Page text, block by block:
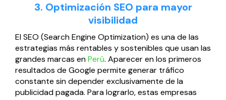
3. Optimización SEO para mayor
visibilidad
El SEO (Search Engine Optimization) es una de las
estrategias más rentables y sostenibles que usan las
grandes marcas enPerú. Aparecer en los primeros
resultados de Google permite generar tráfico
constante sin depender exclusivamente de la
publicidad pagada. Para lograrlo, estas empresas